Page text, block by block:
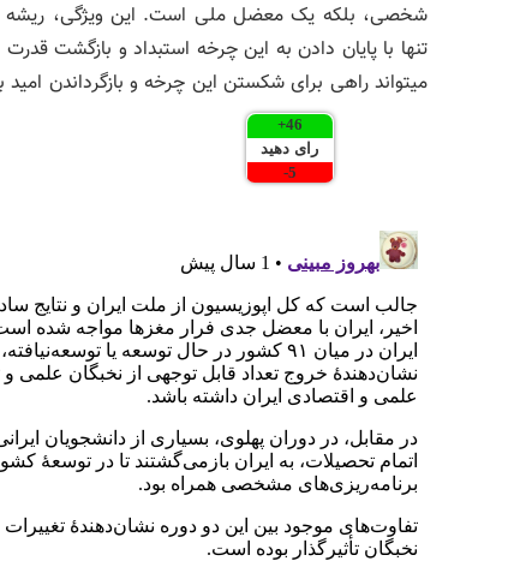
شخصی، بلکه یک معضل ملی است. این ویژگی، ریشه
تنها با پایان دادن به این چرخه استبداد و بازگشت
میتواند راهی برای شکستن این چرخه و بازگرداندن امید
46
+
رای دهید
5
-